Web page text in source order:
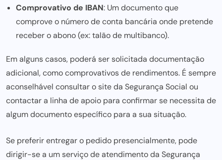
Comprovativo de IBAN: Um documento que
comprove o número de conta bancária onde pretende
receber o abono (ex: talão de multibanco).
Em alguns casos, poderá sersolicitada documentação
adicional, como comprovativos de rendimentos. É sempre
aconselhável consultar o site da Segurança Social ou
contactar a linha de apoio para confirmar se necessita de
algum documento específico para a sua situação.
Se preferir entregar o pedido presencialmente, pode
dirigir-se a um serviço de atendimento da Segurança